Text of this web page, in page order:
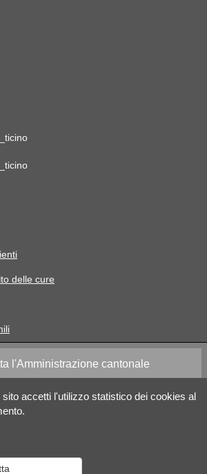
accetti l'utilizzo statistico dei cookies al
delle cure
l'Amministrazione cantonale
Social media